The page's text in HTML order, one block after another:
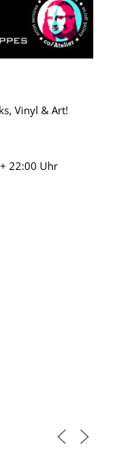
Vinyl & Art!
22:00 Uhr